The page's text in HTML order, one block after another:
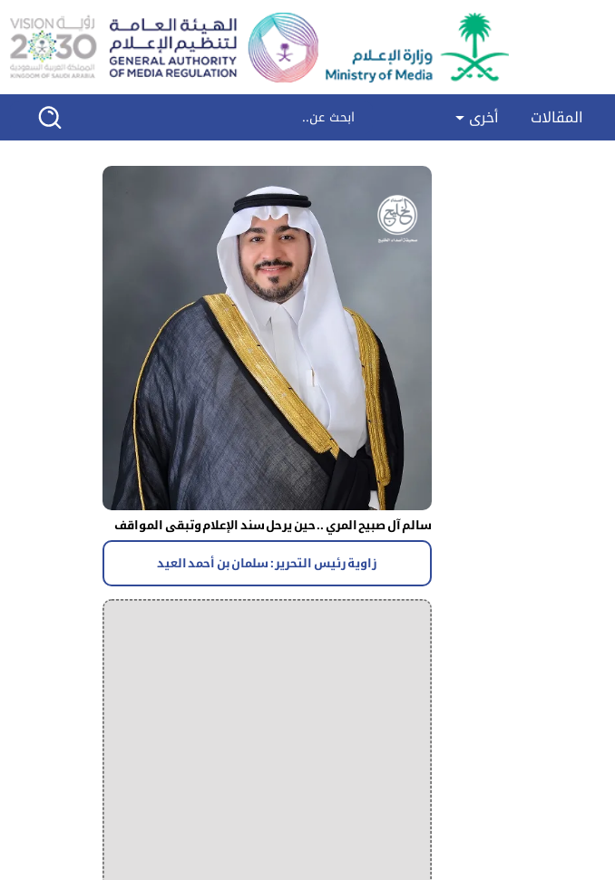
المقالات أخرى
سالم آل صبيح المري .. حين يرحل سند الإعلام وتبقى المواقف
زاوية رئيس التحرير : سلمان بن أحمد العيد